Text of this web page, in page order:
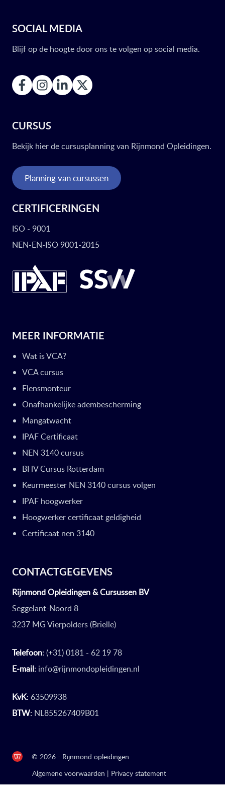
SOCIAL MEDIA
Blijf op de hoogte door ons te volgen op social media.
CURSUS
Bekijk hier de cursusplanning van Rijnmond Opleidingen.
Planning van cursussen
CERTIFICERINGEN
ISO - 9001
NEN-EN-ISO 9001-2015
MEER INFORMATIE
Wat is VCA?
VCA cursus
Flensmonteur
Onafhankelijke adembescherming
Mangatwacht
IPAF Certificaat
NEN 3140 cursus
BHV Cursus Rotterdam
Keurmeester NEN 3140 cursus volgen
IPAF hoogwerker
Hoogwerker certificaat geldigheid
Certificaat nen 3140
CONTACTGEGEVENS
Rijnmond Opleidingen & Cursussen BV
Seggelant-Noord 8
3237 MG Vierpolders (Brielle)
Telefoon: (+31) 0181 - 62 19 78
E-mail: info@rijnmondopleidingen.nl
KvK: 63509938
BTW: NL855267409B01
© 2026 - Rijnmond opleidingen
Algemene voorwaarden | Privacy statement